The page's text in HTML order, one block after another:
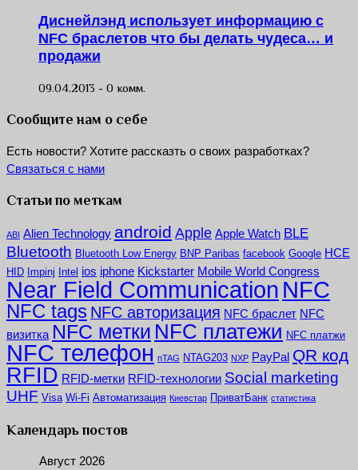
Диснейлэнд использует информацию с
NFC браслетов что бы делать чудеса… и
продажи
09.04.2013 - 0 комм.
Сообщите нам о себе
Есть новости? Хотите рассказть о своих разработках?
Связаться с нами
Статьи по меткам
ABI Alien Technology android Apple Apple Watch BLE
Bluetooth Bluetooth Low Energy BNP Paribas facebook Google HCE
HID Impinj Intel ios iphone Kickstarter Mobile World Congress
Near Field Communication NFC
NFC tags NFC авторизация NFC браслет NFC
визитка NFC метки NFC платежи NFC платжи
NFC телефон nTAG NTAG203 NXP PayPal QR код
RFID RFID-метки RFID-технологии Social marketing
UHF Visa Wi-Fi Автоматизация Киевстар ПриватБанк статистика
Календарь постов
Август 2026